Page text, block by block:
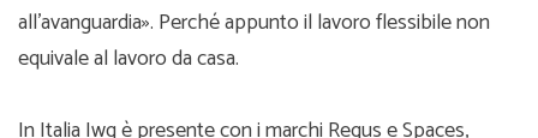
all’avanguardia». Perché appunto il lavoro flessibile non
equivale al lavoro da casa.